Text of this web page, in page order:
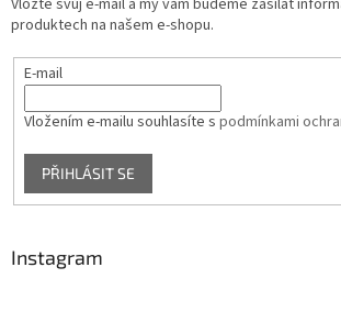
Vložte svůj e-mail a my vám budeme zasílat
produktech na našem e-shopu.
E-mail
Vložením e-mailu souhlasíte s podmínkami
PŘIHLÁSIT SE
Instagram